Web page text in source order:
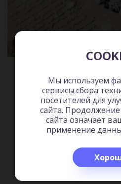
Премиальная литература
Мы используем
сервисы сбора
посетителей для
сайта.
сайта означает
применение